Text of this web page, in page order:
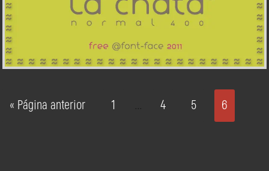
« Página anterior 1 4 5 6